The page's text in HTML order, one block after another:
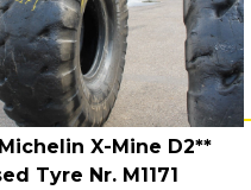
X-Mine D2**
Tyre Nr. M1171